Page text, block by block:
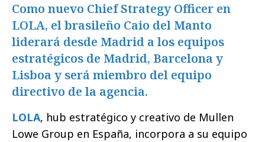
Como nuevo Chief Strategy Officer en
LOLA, el brasileño Caio del Manto
liderará desde Madrid a los equipos
estratégicos de Madrid, Barcelona y
Lisboa y será miembro del equipo
directivo de la agencia.
LOLA, hub estratégico y creativo de Mullen
Lowe Group en España, incorpora a su equipo